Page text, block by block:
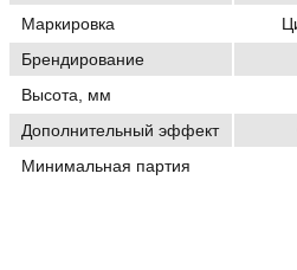
Маркировка
Брендирование
Высота, мм
Дополнительный эффект
Минимальная партия